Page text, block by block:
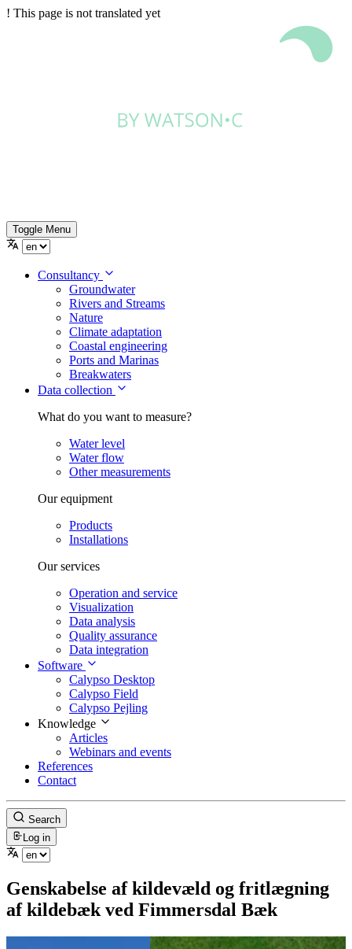
! This page is not translated yet
Toggle Menu
Consultancy
Groundwater
Rivers and Streams
Nature
Climate adaptation
Coastal engineering
Ports and Marinas
Breakwaters
Data collection
What do you want to measure?
Water level
Water flow
Other measurements
Our equipment
Products
Installations
Our services
Operation and service
Visualization
Data analysis
Quality assurance
Data integration
Software
Calypso Desktop
Calypso Field
Calypso Pejling
Knowledge
Articles
Webinars and events
References
Contact
Search
Log in
Genskabelse af kildevæld og fritlægning
af kildebæk ved Fimmersdal Bæk